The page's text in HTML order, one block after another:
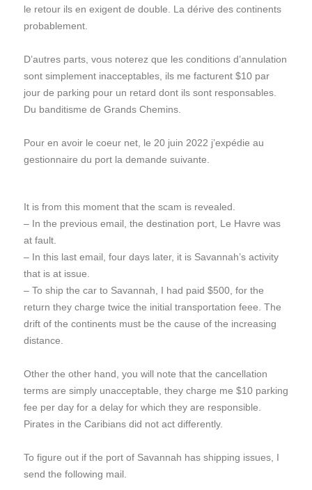
le retour ils en exigent de double. La dérive des continents
probablement.
D’autres parts, vous noterez que les conditions d’annulation
sont simplement inacceptables, ils me facturent $10 par
jour de parking pour un retard dont ils sont responsables.
Du banditisme de Grands Chemins.
Pour en avoir le coeur net, le 20 juin 2022 j’expédie au
gestionnaire du port la demande suivante.
It is from this moment that the scam is revealed.
– In the previous email, the destination port, Le Havre was
at fault.
– In this last email, four days later, it is Savannah’s activity
that is at issue.
– To ship the car to Savannah, I had paid $500, for the
return they charge twice the initial transportation feee. The
drift of the continents must be the cause of the increasing
distance.
Other the other hand, you will note that the cancellation
terms are simply unacceptable, they charge me $10 parking
fee per day for a delay for which they are responsible.
Pirates in the Caribians did not act differently.
To figure out if the port of Savannah has shipping issues, I
send the following mail.